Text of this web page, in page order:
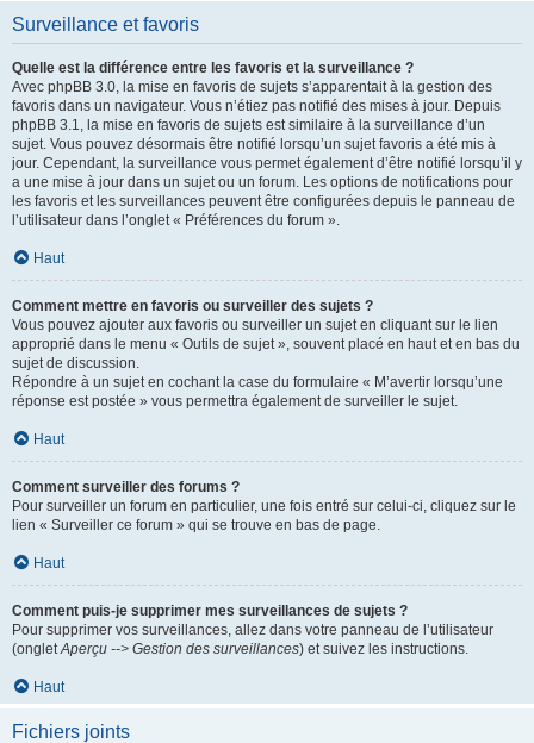
Surveillance et favoris
Quelle est la différence entre les favoris et la surveillance ?
Avec phpBB 3.0, la mise en favoris de sujets s’apparentait à la gestion des
favoris dans un navigateur. Vous n’étiez pas notifié des mises à jour. Depuis
phpBB 3.1, la mise en favoris de sujets est similaire à la surveillance d’un
sujet. Vous pouvez désormais être notifié lorsqu’un sujet favoris a été mis à
jour. Cependant, la surveillance vous permet également d’être notifié lorsqu’il y
a une mise à jour dans un sujet ou un forum. Les options de notifications pour
les favoris et les surveillances peuvent être configurées depuis le panneau de
l’utilisateur dans l’onglet « Préférences du forum ».
Haut
Comment mettre en favoris ou surveiller des sujets ?
Vous pouvez ajouter aux favoris ou surveiller un sujet en cliquant sur le lien
approprié dans le menu « Outils de sujet », souvent placé en haut et en bas du
sujet de discussion.
Répondre à un sujet en cochant la case du formulaire « M’avertir lorsqu’une
réponse est postée » vous permettra également de surveiller le sujet.
Haut
Comment surveiller des forums ?
Pour surveiller un forum en particulier, une fois entré sur celui-ci, cliquez sur le
lien « Surveiller ce forum » qui se trouve en bas de page.
Haut
Comment puis-je supprimer mes surveillances de sujets ?
Pour supprimer vos surveillances, allez dans votre panneau de l’utilisateur
(ongletAperçu --> Gestion des surveillances) et suivez les instructions.
Haut
Fichiers joints